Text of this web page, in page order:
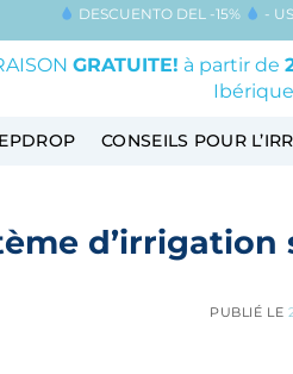
DESCUENTO DEL -15% -
GRATUITE! à partir de
CONSEILS POUR
PUBLIÉ LE